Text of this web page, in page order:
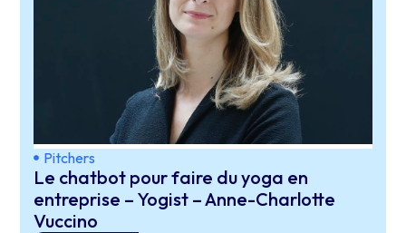
Pitchers
Le chatbot pour faire du yoga en
entreprise – Yogist – Anne-Charlotte
Vuccino